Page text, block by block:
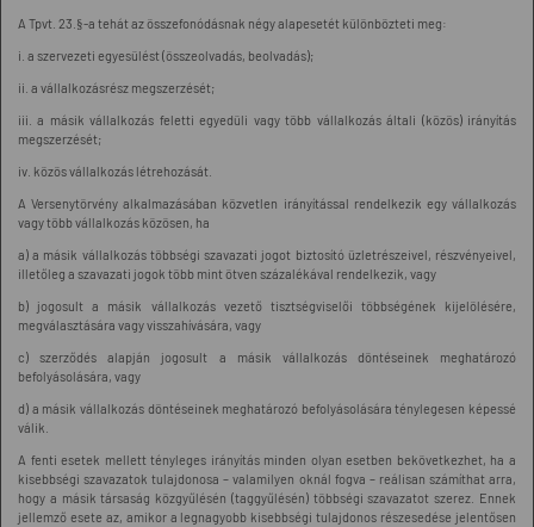
A Tpvt. 23.§-a tehát az összefonódásnak négy alapesetét különbözteti meg:
i. a szervezeti egyesülést (összeolvadás, beolvadás);
ii. a vállalkozásrész megszerzését;
iii. a másik vállalkozás feletti egyedüli vagy több vállalkozás általi (közös) irányítás
megszerzését;
iv. közös vállalkozás létrehozását.
A Versenytörvény alkalmazásában közvetlen irányítással rendelkezik egy vállalkozás
vagy több vállalkozás közösen, ha
a) a másik vállalkozás többségi szavazati jogot biztosító üzletrészeivel, részvényeivel,
illetőleg a szavazati jogok több mint ötven százalékával rendelkezik, vagy
b) jogosult a másik vállalkozás vezető tisztségviselői többségének kijelölésére,
megválasztására vagy visszahívására, vagy
c) szerződés alapján jogosult a másik vállalkozás döntéseinek meghatározó
befolyásolására, vagy
d) a másik vállalkozás döntéseinek meghatározó befolyásolására ténylegesen képessé
válik.
A fenti esetek mellett tényleges irányítás minden olyan esetben bekövetkezhet, ha a
kisebbségi szavazatok tulajdonosa – valamilyen oknál fogva – reálisan számíthat arra,
hogy a másik társaság közgyűlésén (taggyűlésén) többségi szavazatot szerez. Ennek
jellemző esete az, amikor a legnagyobb kisebbségi tulajdonos részesedése jelentősen